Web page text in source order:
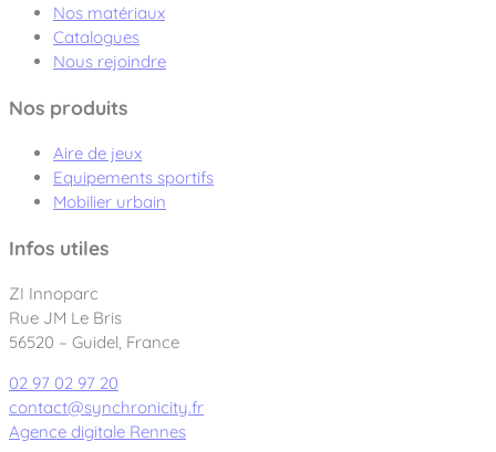
Nos matériaux
Catalogues
Nous rejoindre
Nos produits
Aire de jeux
Equipements sportifs
Mobilier urbain
Infos utiles
ZI Innoparc
Rue JM Le Bris
56520 – Guidel, France
02 97 02 97 20
contact@synchronicity.fr
Agence digitale Rennes